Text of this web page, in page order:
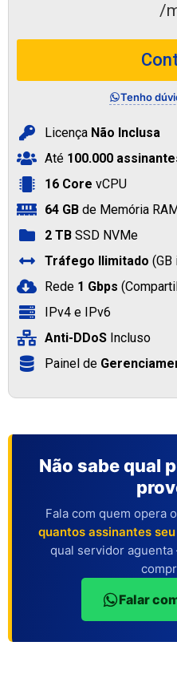
/
Tenho
Licença Não Inclusa
Até 100.000
16 Core vCPU
64 GB de Memória RAM
2 TB SSD NVMe
Tráfego Ilimitado
Rede 1 Gbps
IPv4 e IPv6
Anti-DDoS Incluso
Painel de
Não sabe qual
Fala com quem opera
quantos assinantes
qual servidor
Falar